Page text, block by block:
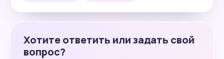
Хотите ответить или задать свой
вопрос?